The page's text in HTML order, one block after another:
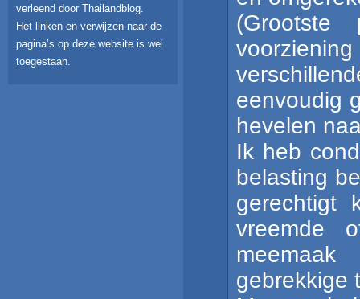
verleend door Thailandblog.
Het linken en verwijzen naar de
pagina’s op deze website is wel
toegestaan.
(Grootste
eenvoudig
hevelen
Ik heb
belasting
gerechtigt
vreemde
gebrekkige